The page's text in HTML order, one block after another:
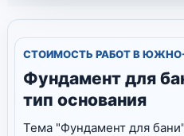
СТОИМОСТЬ РАБОТ В
Фундамент для
тип основания
Тема "Фундамент для